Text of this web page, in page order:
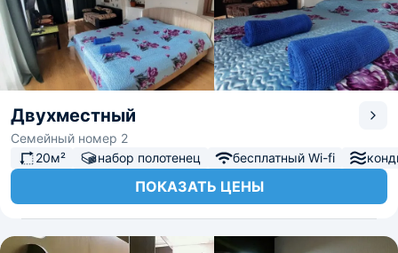
Двухместный
Семейный номер 2
20м²
набор полотенец бесплатный Wi-fi
ПОКАЗАТЬ ЦЕНЫ